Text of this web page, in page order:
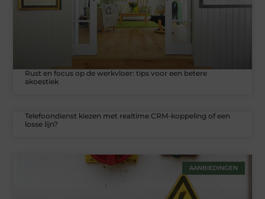
Rust en focus op de werkvloer: tips voor een betere
akoestiek
Telefoondienst kiezen met realtime CRM-koppeling of een
losse lijn?
AANBIEDINGEN